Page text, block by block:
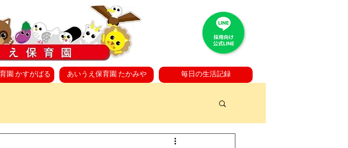
園 かすがばる あいうえ保育園 たかみや 毎日の生活記録